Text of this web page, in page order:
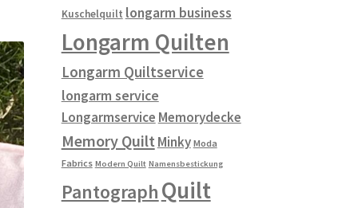
Kuschelquilt longarm business
Longarm Quilten
Longarm Quiltservice
longarm service
Longarmservice Memorydecke
Memory Quilt Minky Moda
Fabrics Modern Quilt Namensbestickung
Pantograph Quilt